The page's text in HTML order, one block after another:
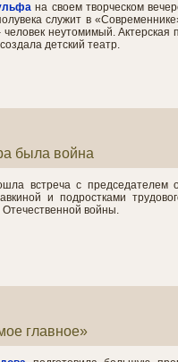
на своем творческом
служит в
неутомимый. Актерская
детский театр.
была война
встреча с председателем
и подростками
войны.
главное»